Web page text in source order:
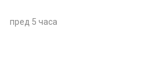
пред 5 часа